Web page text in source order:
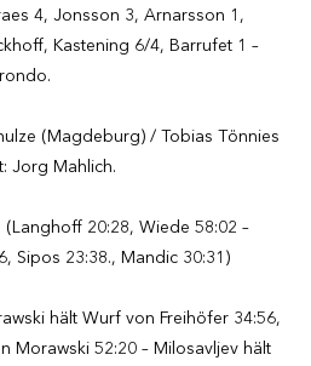
4, Jonsson 3, Arnarsson 1,
Kastening 6/4, Barrufet 1 –
(Magdeburg) / Tobias Tönnies
Jorg Mahlich.
(Langhoff 20:28, Wiede 58:02 –
Sipos 23:38., Mandic 30:31)
hält Wurf von Freihöfer 34:56,
Morawski 52:20 – Milosavljev hält